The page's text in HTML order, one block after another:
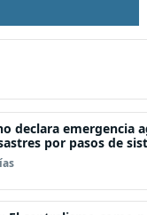
declara emergencia
por pasos de